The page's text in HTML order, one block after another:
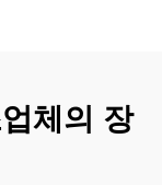
체의 장